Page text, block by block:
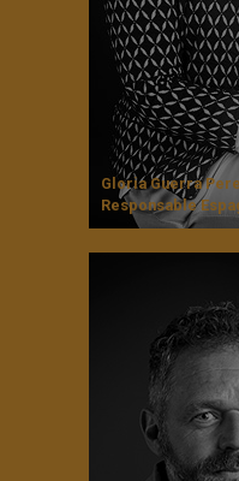
Gloria Guerra
Responsable